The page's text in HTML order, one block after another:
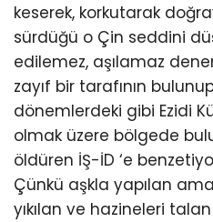
keserek, korkutarak
sürdüğü o Çin seddini
edilemez, aşılamaz
zayıf bir tarafının
dönemlerdeki gibi Ezidi
olmak üzere bölgede
öldüren İŞ-İD ‘e
Çünkü aşkla yapılan ama
yıkılan ve hazineleri